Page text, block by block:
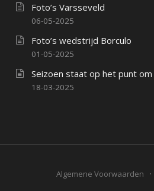
Foto’s Varsseveld
06-05-2025
Foto’s wedstrijd Borculo
01-05-2025
Seizoen staat op het punt
18-03-2025
Algemene Voorwaarden